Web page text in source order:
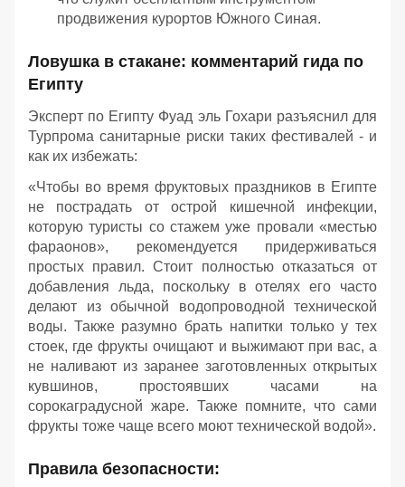
продвижения курортов Южного Синая.
Ловушка в стакане: комментарий гида по
Египту
Эксперт по Египту Фуад эль Гохари разъяснил для
Турпрома санитарные риски таких фестивалей - и
как их избежать:
«Чтобы во время фруктовых праздников в Египте
не пострадать от острой кишечной инфекции,
которую туристы со стажем уже провали «местью
фараонов», рекомендуется придерживаться
простых правил. Стоит полностью отказаться от
добавления льда, поскольку в отелях его часто
делают из обычной водопроводной технической
воды. Также разумно брать напитки только у тех
стоек, где фрукты очищают и выжимают при вас, а
не наливают из заранее заготовленных открытых
кувшинов, простоявших часами на
сорокаградусной жаре. Также помните, что сами
фрукты тоже чаще всего моют технической водой».
Правила безопасности: